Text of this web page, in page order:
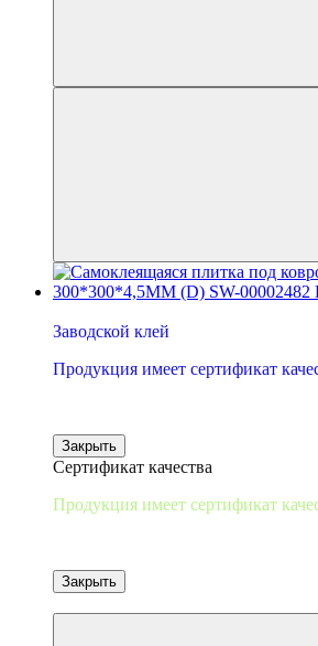
Заводской клей
Продукция имеет сертификат
Закрыть
Сертификат качества
Продукция имеет сертификат
Закрыть